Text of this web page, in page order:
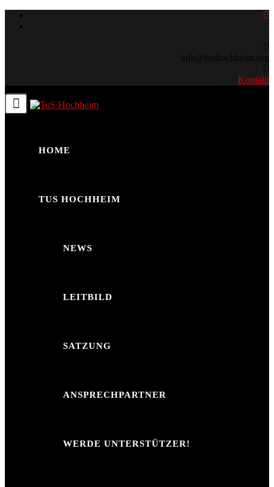
Skip
info@tushochheim.org
Kontakt
HOME
TUS HOCHHEIM
NEWS
LEITBILD
SATZUNG
ANSPRECHPARTNER
WERDE UNTERSTÜTZER!